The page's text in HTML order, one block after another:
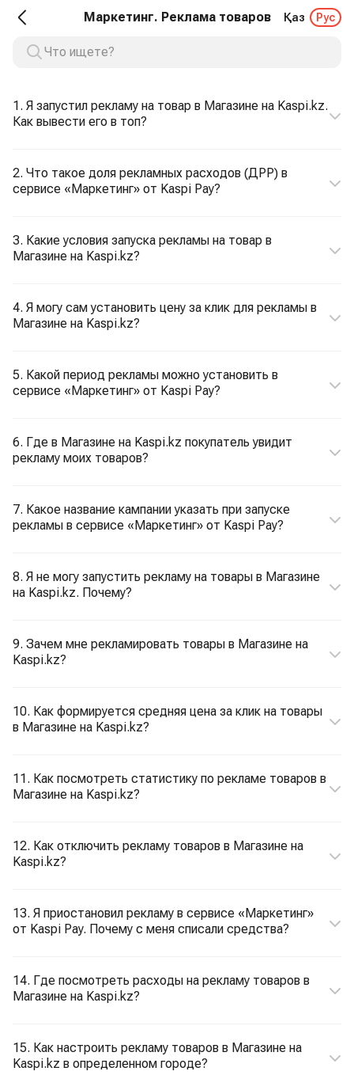
Маркетинг. Реклама товаров Қаз Рус
1. Я запустил рекламу на товар в Магазине на Kaspi.kz.
Как вывести его в топ?
2. Что такое доля рекламных расходов (ДРР) в
сервисе «Маркетинг» от Kaspi Pay?
3. Какие условия запуска рекламы на товар в
Магазине на Kaspi.kz?
4. Я могу сам установить цену за клик для рекламы в
Магазине на Kaspi.kz?
5. Какой период рекламы можно установить в
сервисе «Маркетинг» от Kaspi Pay?
6. Где в Магазине на Kaspi.kz покупатель увидит
рекламу моих товаров?
7. Какое название кампании указать при запуске
рекламы в сервисе «Маркетинг» от Kaspi Pay?
8. Я не могу запустить рекламу на товары в Магазине
на Kaspi.kz. Почему?
9. Зачем мне рекламировать товары в Магазине на
Kaspi.kz?
10. Как формируется средняя цена за клик на товары
в Магазине на Kaspi.kz?
11. Как посмотреть статистику по рекламе товаров в
Магазине на Kaspi.kz?
12. Как отключить рекламу товаров в Магазине на
Kaspi.kz?
13. Я приостановил рекламу в сервисе «Маркетинг»
от Kaspi Pay. Почему с меня списали средства?
14. Где посмотреть расходы на рекламу товаров в
Магазине на Kaspi.kz?
15. Как настроить рекламу товаров в Магазине на
Kaspi.kz в определенном городе?